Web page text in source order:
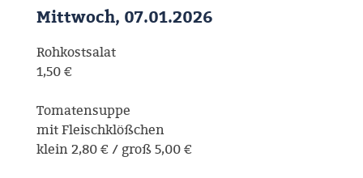
Mittwoch, 07.01.2026
Rohkostsalat
1,50 €
Tomatensuppe
mit Fleischklößchen
klein 2,80 € / groß 5,00 €